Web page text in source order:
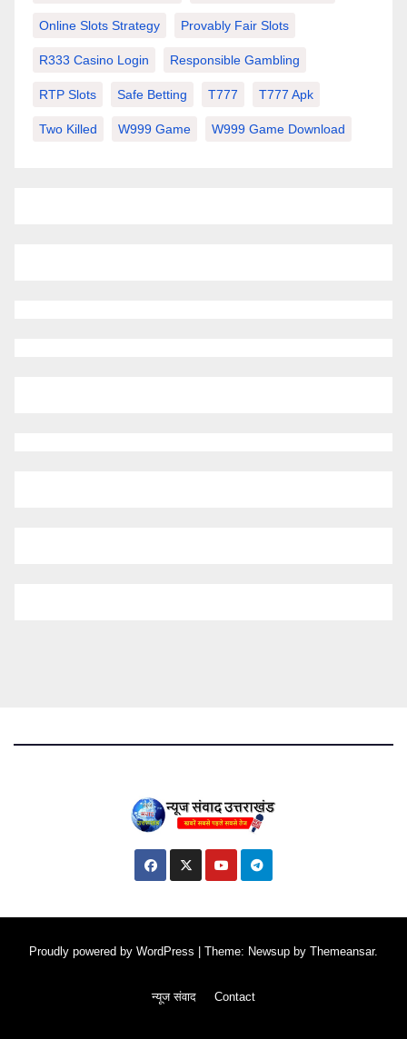
Online Slots Strategy Provably Fair Slots
R333 Casino Login Responsible Gambling
RTP Slots Safe Betting T777 T777 Apk
Two Killed W999 Game W999 Game Download
Proudly powered by WordPress Theme: Newsup by Themeansar.
न्यूज संवाद Contact